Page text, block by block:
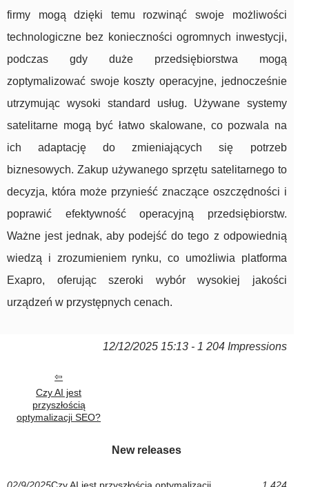
firmy mogą dzięki temu rozwinąć swoje możliwości
technologiczne bez konieczności ogromnych inwestycji,
podczas gdy duże przedsiębiorstwa mogą
zoptymalizować swoje koszty operacyjne, jednocześnie
utrzymując wysoki standard usług. Używane systemy
satelitarne mogą być łatwo skalowane, co pozwala na
ich adaptację do zmieniających się potrzeb
biznesowych. Zakup używanego sprzętu satelitarnego to
decyzja, która może przynieść znaczące oszczędności i
poprawić efektywność operacyjną przedsiębiorstw.
Ważne jest jednak, aby podejść do tego z odpowiednią
wiedzą i zrozumieniem rynku, co umożliwia platforma
Exapro, oferując szeroki wybór wysokiej jakości
urządzeń w przystępnych cenach.
12/12/2025 15:13 - 1 204 Impressions
Czy AI jest
przyszłością
optymalizacji SEO?
New releases